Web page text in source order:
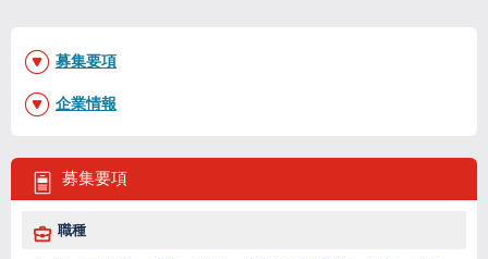
募集要項
職種
募集要項
企業情報